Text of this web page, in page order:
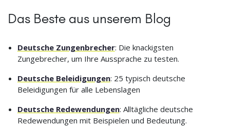
Das Beste aus unserem Blog
Deutsche Zungenbrecher: Die knackigsten
Zungebrecher, um Ihre Aussprache zu testen.
Deutsche Beleidigungen: 25 typisch deutsche
Beleidigungen für alle Lebenslagen
Deutsche Redewendungen: Alltägliche deutsche
Redewendungen mit Beispielen und Bedeutung.